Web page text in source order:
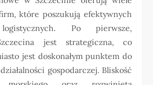
które poszukują efektywnych
Po pierwsze,
jest strategiczna, co
jest doskonałym punktem do
gospodarczej. Bliskość